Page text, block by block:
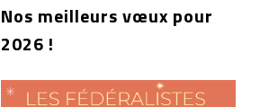
Nos meilleurs vœux pour
2026 !